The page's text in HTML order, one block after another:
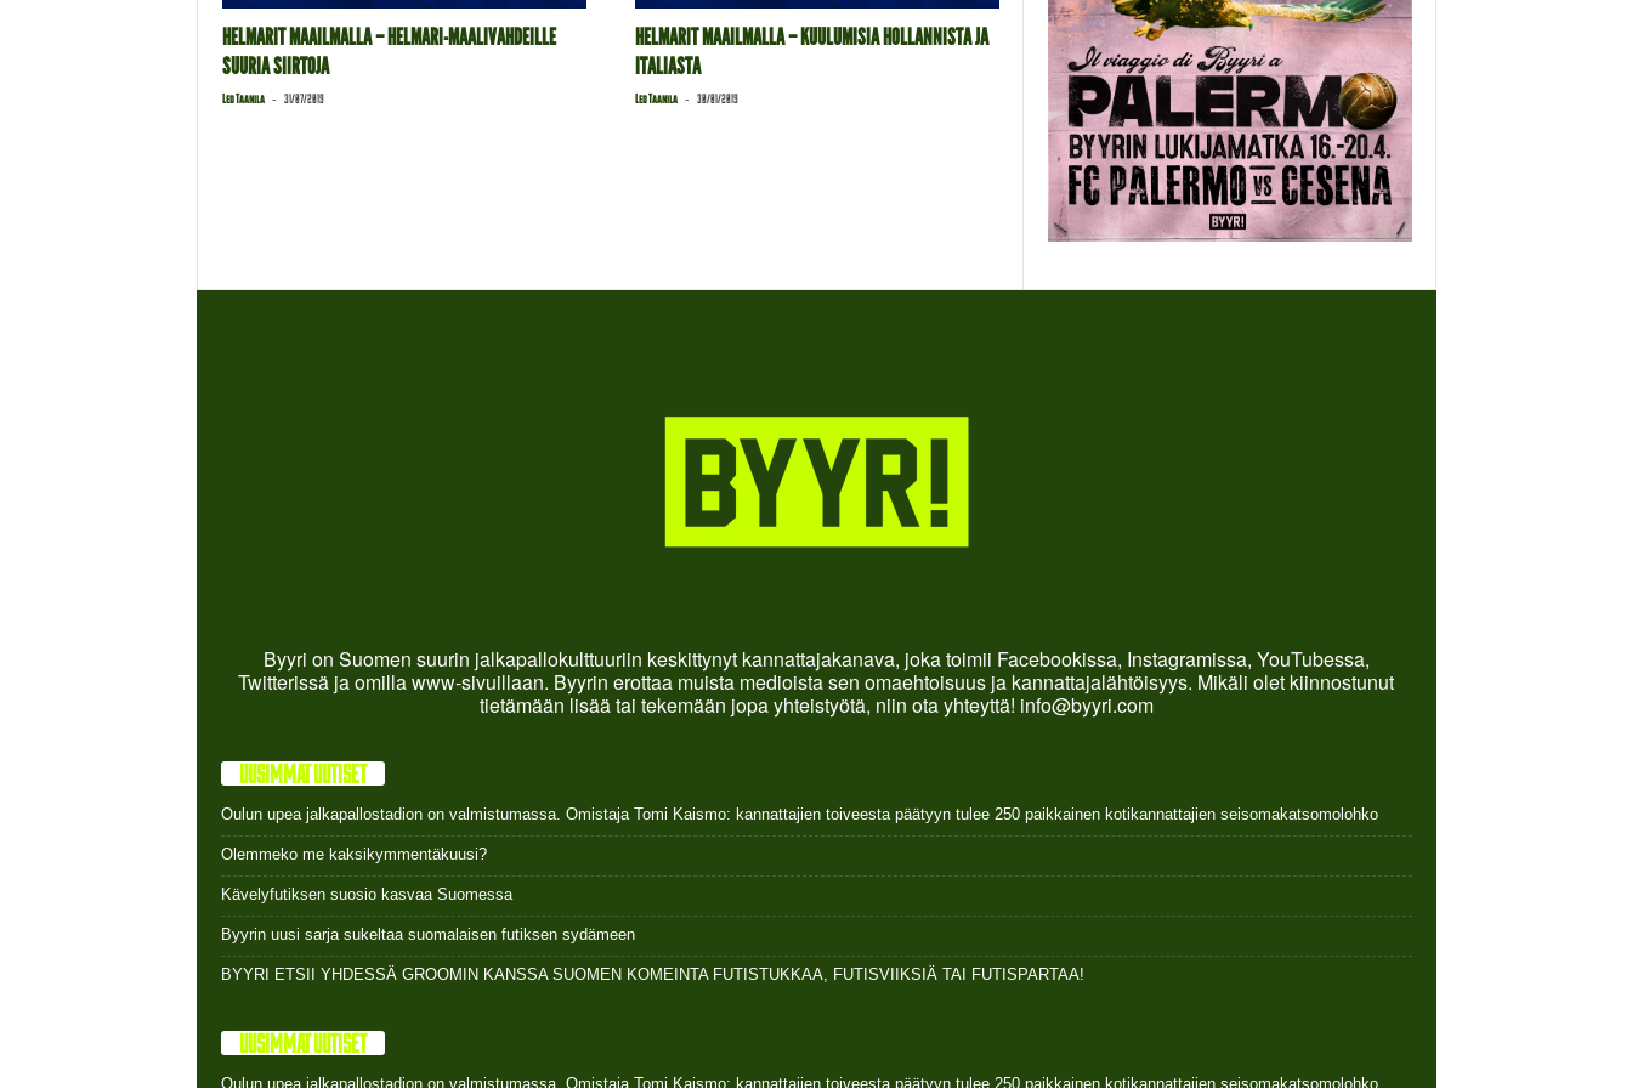
HELMARIT MAAILMALLA – HELMARI-MAALIVAHDEILLE
SUURIA SIIRTOJA
Leo Taanila - 31/07/2019
HELMARIT MAAILMALLA – KUULUMISIA HOLLANNISTA JA
ITALIASTA
Leo Taanila - 30/01/2019
Byyri on Suomen suurin jalkapallokulttuuriin keskittynyt kannattajakanava, joka toimii Facebookissa, Instagramissa, YouTubessa,
Twitterissä ja omilla www-sivuillaan. Byyrin erottaa muista medioista sen omaehtoisuus ja kannattajalähtöisyys. Mikäli olet kiinnostunut
tietämään lisää tai tekemään jopa yhteistyötä, niin ota yhteyttä! info@byyri.com
UUSIMMAT UUTISET
Oulun upea jalkapallostadion on valmistumassa. Omistaja Tomi Kaismo: kannattajien toiveesta päätyyn tulee 250 paikkainen kotikannattajien seisomakatsomolohko
Olemmeko me kaksikymmentäkuusi?
Kävelyfutiksen suosio kasvaa Suomessa
Byyrin uusi sarja sukeltaa suomalaisen futiksen sydämeen
BYYRI ETSII YHDESSÄ GROOMIN KANSSA SUOMEN KOMEINTA FUTISTUKKAA, FUTISVIIKSIÄ TAI FUTISPARTAA!
UUSIMMAT UUTISET
Oulun upea jalkapallostadion on valmistumassa. Omistaja Tomi Kaismo: kannattajien toiveesta päätyyn tulee 250 paikkainen kotikannattajien seisomakatsomolohko